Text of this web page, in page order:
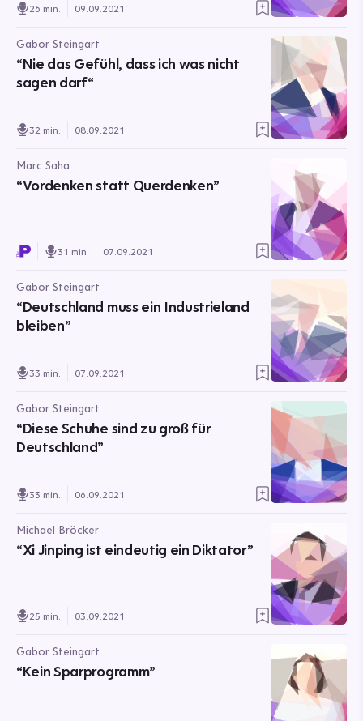
26 min. 09.09.2021
Gabor Steingart
“Nie das Gefühl, dass ich was nicht
sagen darf“
32 min. 08.09.2021
Marc Saha
“Vordenken statt Querdenken”
31 min. 07.09.2021
Gabor Steingart
“Deutschland muss ein Industrieland
bleiben”
33 min. 07.09.2021
Gabor Steingart
“Diese Schuhe sind zu groß für
Deutschland”
33 min. 06.09.2021
Michael Bröcker
“Xi Jinping ist eindeutig ein Diktator”
25 min. 03.09.2021
Gabor Steingart
“Kein Sparprogramm”